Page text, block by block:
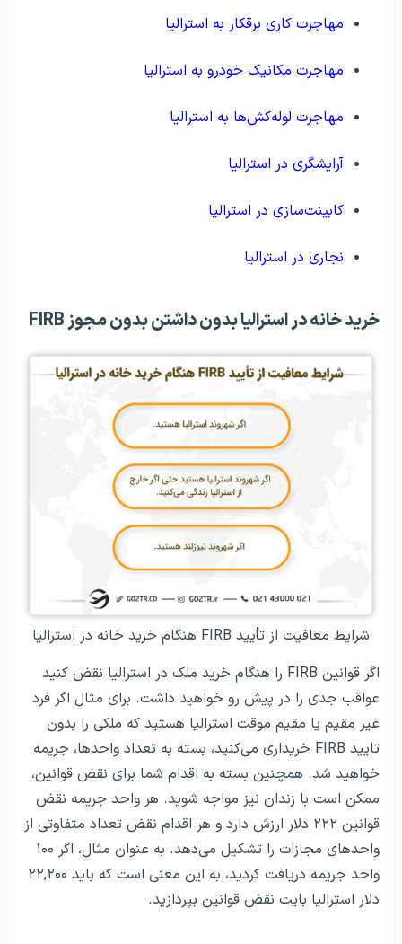
مهاجرت کاری برقکار به استرالیا
مهاجرت مکانیک خودرو به استرالیا
مهاجرت لوله‌کش‌ها به استرالیا
آرایشگری در استرالیا
کابینت‌سازی در استرالیا
نجاری در استرالیا
خرید خانه در استرالیا بدون داشتن بدون مجوز FIRB
شرایط معافیت‌ از تأیید FIRB هنگام خرید خانه در استرالیا
اگر قوانین FIRB را هنگام خرید ملک در استرالیا نقض کنید
عواقب جدی را در پیش رو خواهید داشت. برای مثال اگر فرد
غیر مقیم یا مقیم موقت استرالیا هستید که ملکی را بدون
تایید FIRB خریداری می‌کنید، بسته به تعداد واحدها،‌ جریمه
خواهید شد. همچنین بسته به اقدام شما برای نقض قوانین،
ممکن است با زندان نیز مواجه شوید. هر واحد جریمه نقض
قوانین ۲۲۲ دلار ارزش دارد و هر اقدام نقض تعداد متفاوتی از
واحدهای مجازات را تشکیل می‌دهد. به عنوان مثال، اگر ۱۰۰
واحد جریمه دریافت کردید، به این معنی است که باید ۲۲,۲۰۰
دلار استرالیا بایت نقض قوانین بپردازید.